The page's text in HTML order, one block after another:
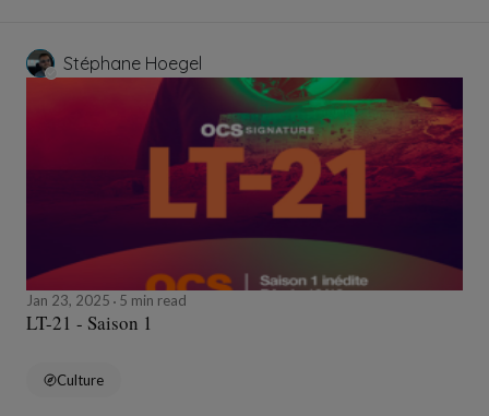
Stéphane Hoegel
Jan 23, 2025 5 min read
LT-21 - Saison 1
Culture